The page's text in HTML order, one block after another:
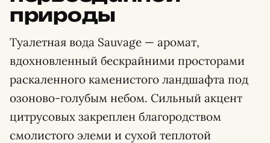
природы
Туалетная вода Sauvage — аромат,
вдохновленный бескрайними просторами
раскаленного каменистого ландшафта под
озоново-голубым небом. Сильный акцент
цитрусовых закреплен благородством
смолистого элеми и сухой теплотой